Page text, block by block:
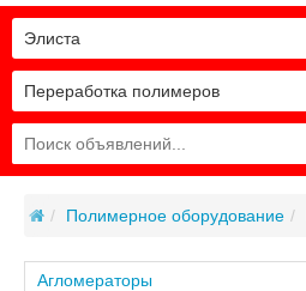
Переработка полимеров
Элиста
Полимерное оборудование
Агломераторы